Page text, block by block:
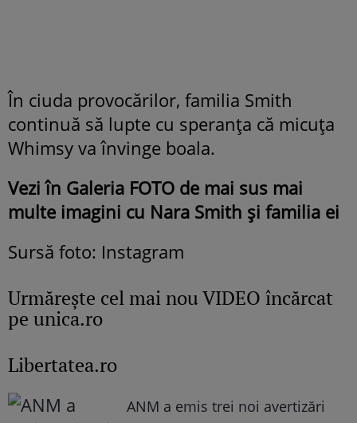
În ciuda provocărilor, familia Smith
continuă să lupte cu speranța că micuța
Whimsy va învinge boala.
Vezi în Galeria FOTO de mai sus mai
multe imagini cu Nara Smith și familia ei
Sursă foto: Instagram
Urmăreşte cel mai nou VIDEO încărcat
pe unica.ro
Libertatea.ro
ANM a emis trei noi avertizări